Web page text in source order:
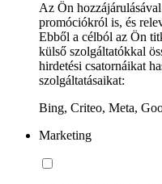
Az Ön
promóciókról is, és
Ebből a célból az Ön
külső szolgáltatókkal
hirdetési csatornáikat
szolgáltatásaikat:
Bing, Criteo, Meta,
Marketing